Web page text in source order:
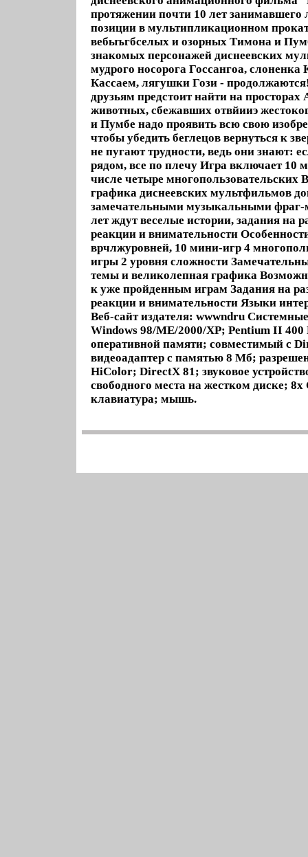
протяжении почти 10 лет
позиции в мультипликационном
вебыъгбселых и озорных Тимона и
знакомых персонажей диснеевских
мудрого носорога Госсангоа, слоненка
Кассаем, лягушки Гози -
друзьям предстоит найти на
животных, сбежавших отвйииэ
и Пумбе надо проявить всю свою
чтобы убедить беглецов вернуться к
не пугают трудности, ведь они знают:
рядом, все по плечу Игра включает 10
числе четыре многопользовательских
графика диснеевских мультфильмов
замечательными музыкальными фраг-
лет ждут веселые истории, задания на
реакции и внимательности
врчлжуровней, 10 мини-игр 4
игры 2 уровня сложности
темы и великолепная графика
к уже пройденным играм Задания на
реакции и внимательности Языки
Веб-сайт издателя: wwwndru
Windows 98/ME/2000/XP; Pentium II
оперативной памяти; cовместимый с
видеоадаптер с памятью 8 Мб;
HiColor; DirectX 81; звуковое
свободного места на жестком диске;
клавиатура; мышь.